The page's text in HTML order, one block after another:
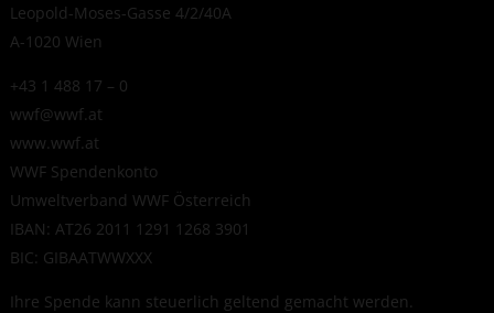
Leopold-Moses-Gasse 4/2/40A
A-1020 Wien
+43 1 488 17 – 0
wwf@wwf.at
www.wwf.at
WWF Spendenkonto
Umweltverband WWF Österreich
IBAN: AT26 2011 1291 1268 3901
BIC: GIBAATWWXXX
Ihre Spende kann steuerlich geltend gemacht werden.